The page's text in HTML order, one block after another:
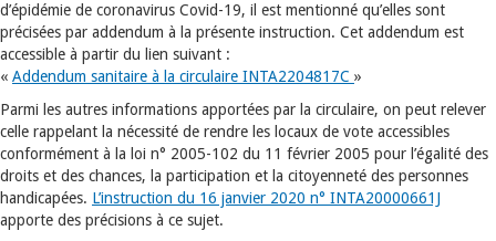
d’épidémie de coronavirus Covid-19, il est mentionné qu’elles sont
précisées par addendum à la présente instruction. Cet addendum est
accessible à partir du lien suivant :
« Addendum sanitaire à la circulaire INTA2204817C »
Parmi les autres informations apportées par la circulaire, on peut relever
celle rappelant la nécessité de rendre les locaux de vote accessibles
conformément à la loi n° 2005-102 du 11 février 2005 pour l’égalité des
droits et des chances, la participation et la citoyenneté des personnes
handicapées. L’instruction du 16 janvier 2020 n° INTA20000661J
apporte des précisions à ce sujet.